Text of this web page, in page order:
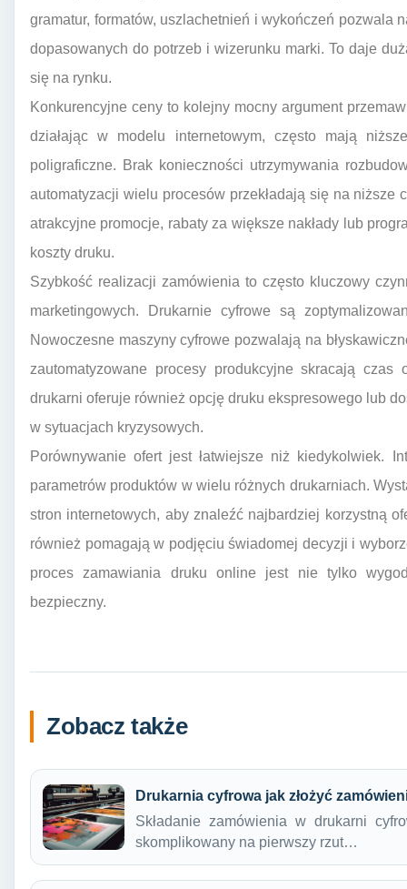
gramatur, formatów, uszlachetnień i wykończeń pozwala
dopasowanych do potrzeb i wizerunku marki. To daje
się na rynku.
Konkurencyjne ceny to kolejny mocny argument
działając w modelu internetowym, często mają
poligraficzne. Brak konieczności utrzymywania
automatyzacji wielu procesów przekładają się na niższe
atrakcyjne promocje, rabaty za większe nakłady lub
koszty druku.
Szybkość realizacji zamówienia to często kluczowy
marketingowych. Drukarnie cyfrowe są
Nowoczesne maszyny cyfrowe pozwalają na
zautomatyzowane procesy produkcyjne skracają czas
drukarni oferuje również opcję druku ekspresowego lub
w sytuacjach kryzysowych.
Porównywanie ofert jest łatwiejsze niż kiedykolwiek.
parametrów produktów w wielu różnych drukarniach.
stron internetowych, aby znaleźć najbardziej korzystną
również pomagają w podjęciu świadomej decyzji i
proces zamawiania druku online jest nie tylko
bezpieczny.
Zobacz także
Drukarnia cyfrowa jak złożyć
Składanie zamówienia w drukarni
skomplikowany na pierwszy rzut…